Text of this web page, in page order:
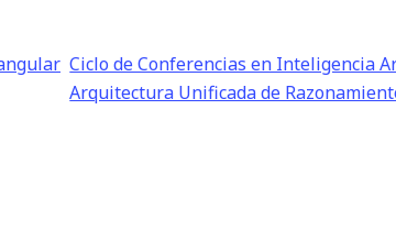
Ciclo de Conferencias en Inteligencia
Arquitectura Unificada de